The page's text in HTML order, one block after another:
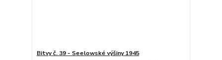
Bitvy č. 39 - Seelowské výšiny 1945